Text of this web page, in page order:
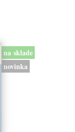
na sklade
novinka